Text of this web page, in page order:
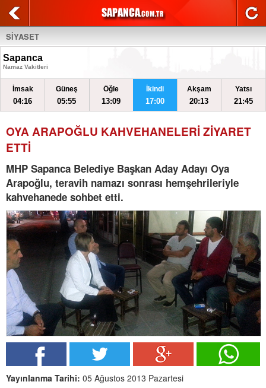
SİYASET
Sapanca
Namaz Vakitleri
İmsak
04:16
Güneş
05:55
Öğle
13:09
İkindi
17:00
Akşam
20:13
Yatsı
21:45
OYA ARAPOĞLU KAHVEHANELERİ ZİYARET
ETTİ
MHP Sapanca Belediye Başkan Aday Adayı Oya
Arapoğlu, teravih namazı sonrası hemşehrileriyle
kahvehanede sohbet etti.
Yayınlanma Tarihi: 05 Ağustos 2013 Pazartesi